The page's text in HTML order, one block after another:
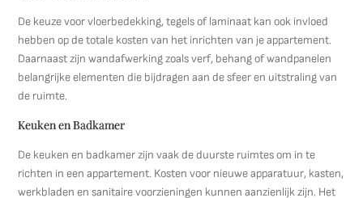
De keuze voor vloerbedekking, tegels of laminaat kan ook invloed
hebben op de totale kosten van het inrichten van je appartement.
Daarnaast zijn wandafwerking zoals verf, behang of wandpanelen
belangrijke elementen die bijdragen aan de sfeer en uitstraling van
de ruimte.
Keuken en Badkamer
De keuken en badkamer zijn vaak de duurste ruimtes om in te
richten in een appartement. Kosten voor nieuwe apparatuur, kasten,
werkbladen en sanitaire voorzieningen kunnen aanzienlijk zijn. Het